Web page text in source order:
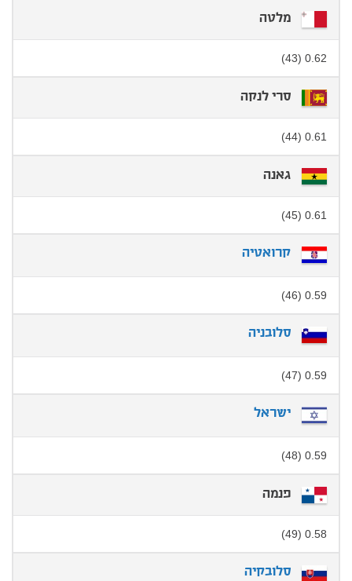
מלטה
0.62 (43)
סרי לנקה
0.61 (44)
גאנה
0.61 (45)
קרואטיה
0.59 (46)
סלובניה
0.59 (47)
ישראל
0.59 (48)
פנמה
0.58 (49)
סלובקיה